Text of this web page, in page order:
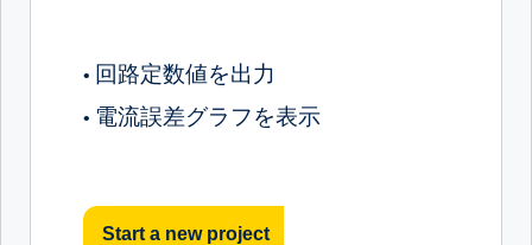
• 回路定数値を出力
• 電流誤差グラフを表示
Start a new project